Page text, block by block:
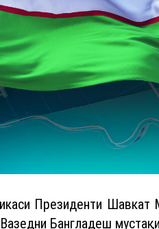
Президенти
Бангладеш